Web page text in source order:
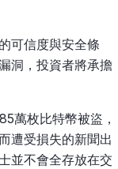
可信度與安全條
洞，投資者將承擔
萬枚比特幣被盜，
遭受損失的新聞出
並不會全存放在交